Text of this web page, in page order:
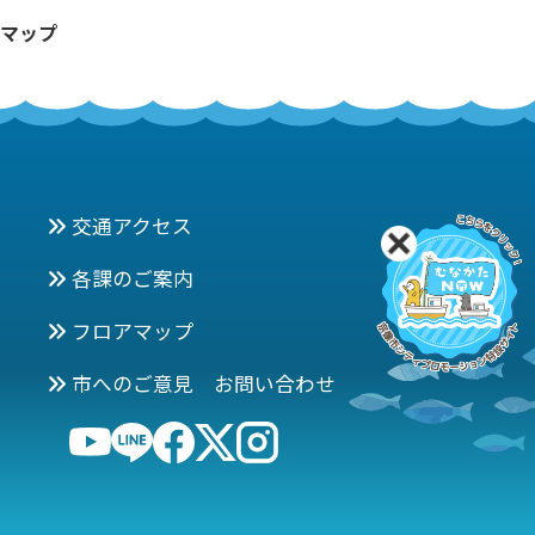
ップ
交通アクセス
各課のご案内
フロアマップ
市へのご意見 お問い合わせ